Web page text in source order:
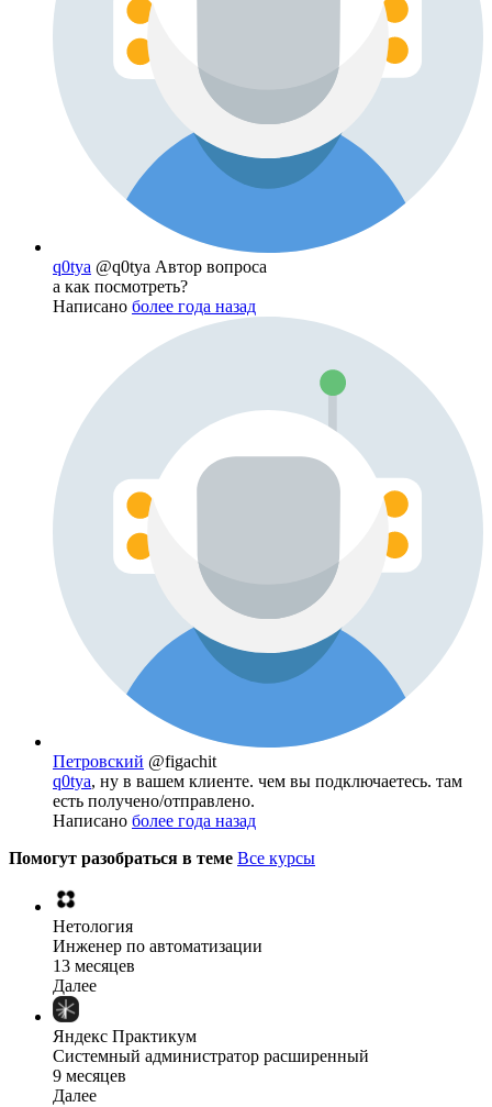
q0tya @q0tya Автор вопроса
а как посмотреть?
Написано более года назад
Петровский @figachit
q0tya, ну в вашем клиенте. чем вы подключаетесь. там
есть получено/отправлено.
Написано более года назад
Помогут разобраться в теме Все курсы
Нетология
Инженер по автоматизации
13 месяцев
Далее
Яндекс Практикум
Системный администратор расширенный
9 месяцев
Далее